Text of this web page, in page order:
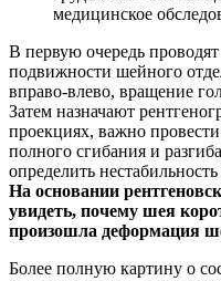
медицинское
В первую очередь
подвижности шейного
вправо-влево, вращение
Затем назначают
проекциях, важно
полного сгибания и
определить
На основании
увидеть, почему шея
произошла деформация
Более полную картину о